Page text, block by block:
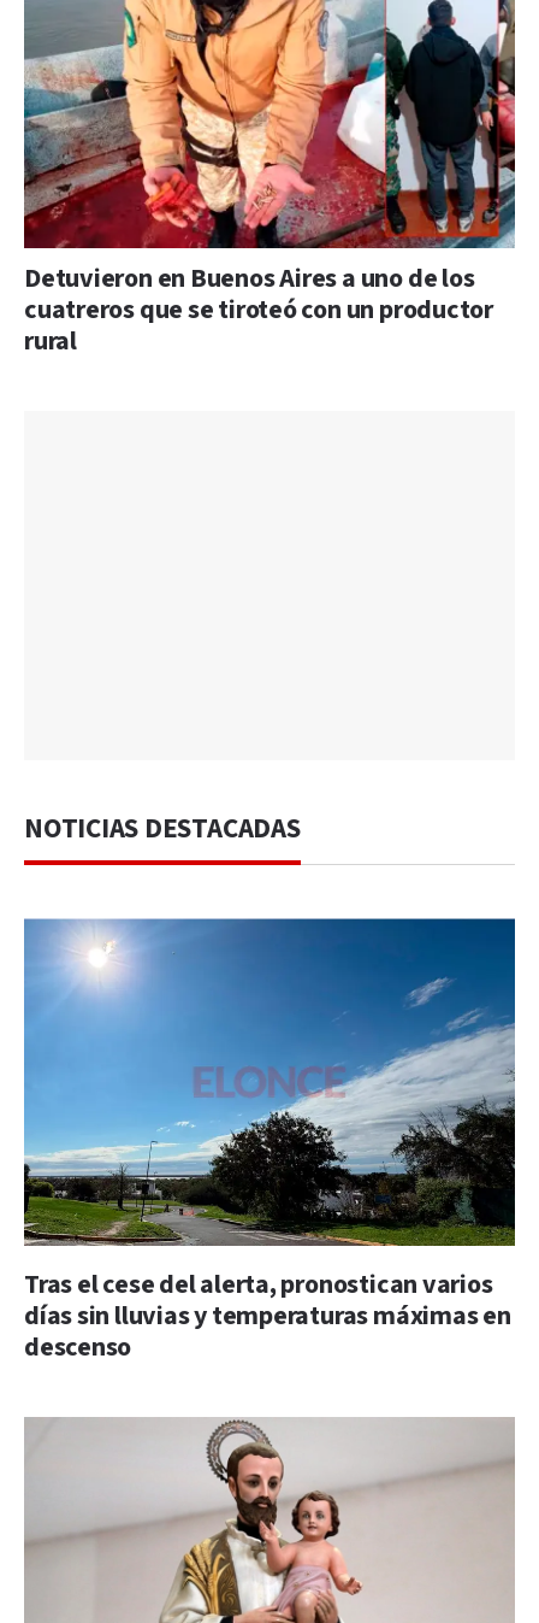
Detuvieron en Buenos Aires a uno de los
cuatreros que se tiroteó con un productor
rural
NOTICIAS DESTACADAS
Tras el cese del alerta, pronostican varios
días sin lluvias y temperaturas máximas en
descenso